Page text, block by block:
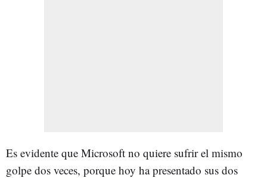
Es evidente que Microsoft no quiere sufrir el mismo
golpe dos veces, porque hoy ha presentado sus dos